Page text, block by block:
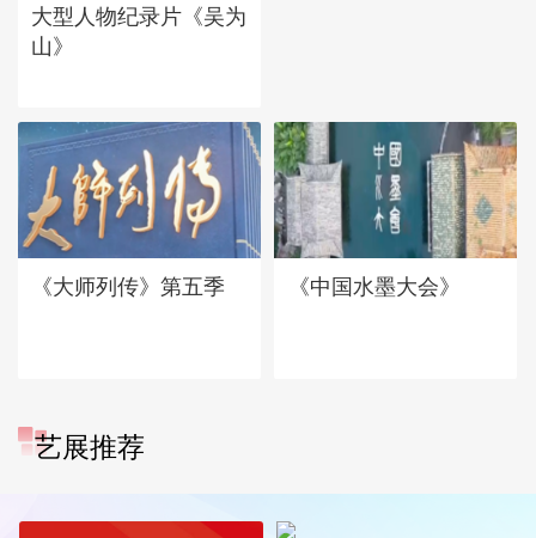
大型人物纪录片《吴为
山》
《大师列传》第五季 《中国水墨大会》
艺展推荐